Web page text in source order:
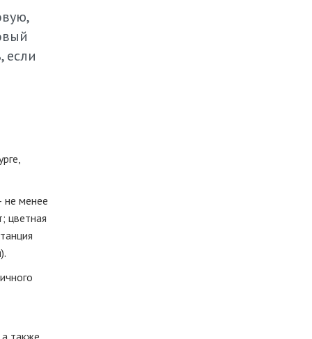
если
не менее
цветная
также